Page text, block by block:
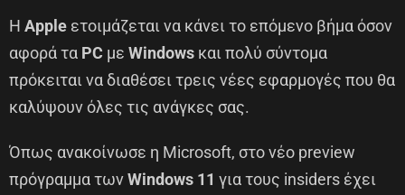
Η Apple ετοιμάζεται να κάνει το επόμενο βήμα όσον
αφορά τα PC με Windows και πολύ σύντομα
πρόκειται να διαθέσει τρεις νέες εφαρμογές που θα
καλύψουν όλες τις ανάγκες σας.
Όπως ανακοίνωσε η Microsoft, στο νέο preview
πρόγραμμα τωνWindows 11 για τους insiders έχει